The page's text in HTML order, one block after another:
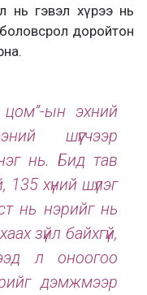
нь гэвэл хүрээ нь
доройтон
ын эхний
шүүгчээр
нь. Бид тав
135 хүний шүлэг
нь нэрийг нь
зүйл байхгүй,
л оноогоо
дэмжмээр